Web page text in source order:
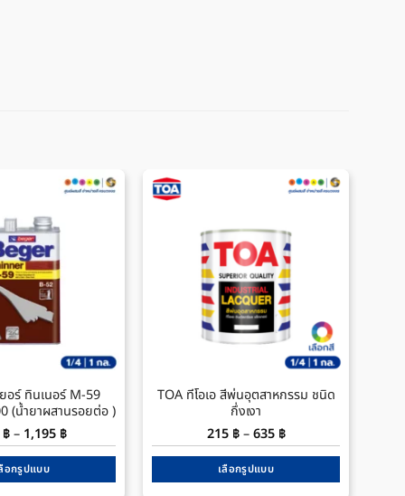
อร์ ทินเนอร์ M-59
(น้ำยาผสานรอยต่อ )
฿ – 1,195 ฿Price
range:
370 ฿
1,195 ฿
อกรูปแบบ
TOA ทีโอเอ สีพ่นอุตสาหกรรม ชนิด
กึ่งเงา
215 ฿ – 635 ฿Price
range:
215 ฿
635 ฿
เลือกรูปแบบ